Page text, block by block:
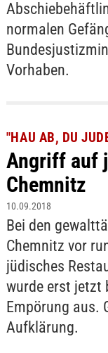
normalen
Vorhaben.
"HAU AB, DU
Angriff auf
Chemnitz
10.09.2018
Bei den
Chemnitz vor
jüdisches
wurde erst jetzt
Empörung aus.
Aufklärung.